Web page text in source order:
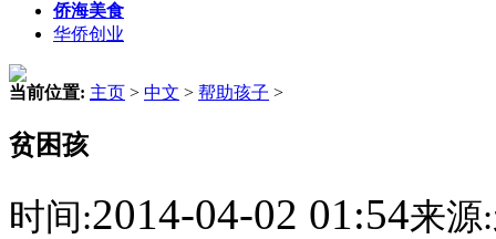
侨海美食
华侨创业
当前位置: 主页 > 中文 > 帮助孩子 >
贫困孩
时间:2014-04-02 01:54来源: